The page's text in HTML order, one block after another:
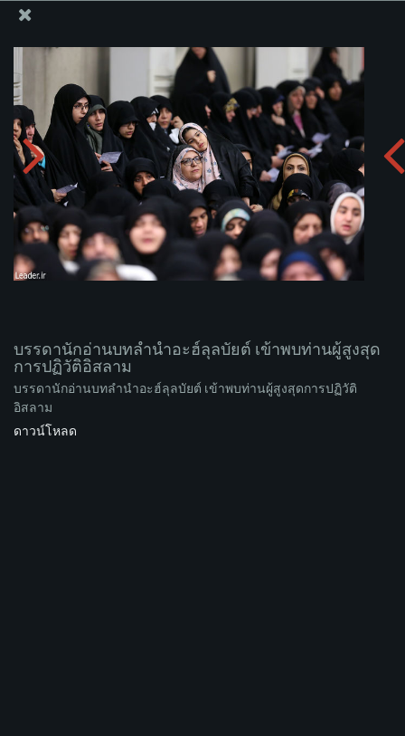
บรรดานักอ่านบทลำนำอะฮ์ลุลบัยต์ เข้าพบท่านผู้สูงสุดการ
ปฏิวัติอิสลาม
อัพโหลดอัลบั่ม:
บรรดานักอ่านบทลำนำอะฮ์ลุลบัยต์ เข้าพบท่านผู้สูงสุด
การปฏิวัติอิสลาม
บรรดานักอ่านบทลำนำอะฮ์ลุลบัยต์ เข้าพบท่านผู้สูงสุดการปฏิวัติ
อิสลาม
ดาวน์โหลด